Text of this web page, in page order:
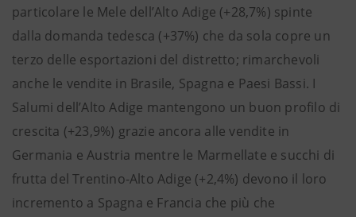
particolare le Mele dell’Alto Adige (+28,7%) spinte
dalla domanda tedesca (+37%) che da sola copre un
terzo delle esportazioni del distretto; rimarchevoli
anche le vendite in Brasile, Spagna e Paesi Bassi. I
Salumi dell’Alto Adige mantengono un buon profilo di
crescita (+23,9%) grazie ancora alle vendite in
Germania e Austria mentre le Marmellate e succhi di
frutta del Trentino-Alto Adige (+2,4%) devono il loro
incremento a Spagna e Francia che più che